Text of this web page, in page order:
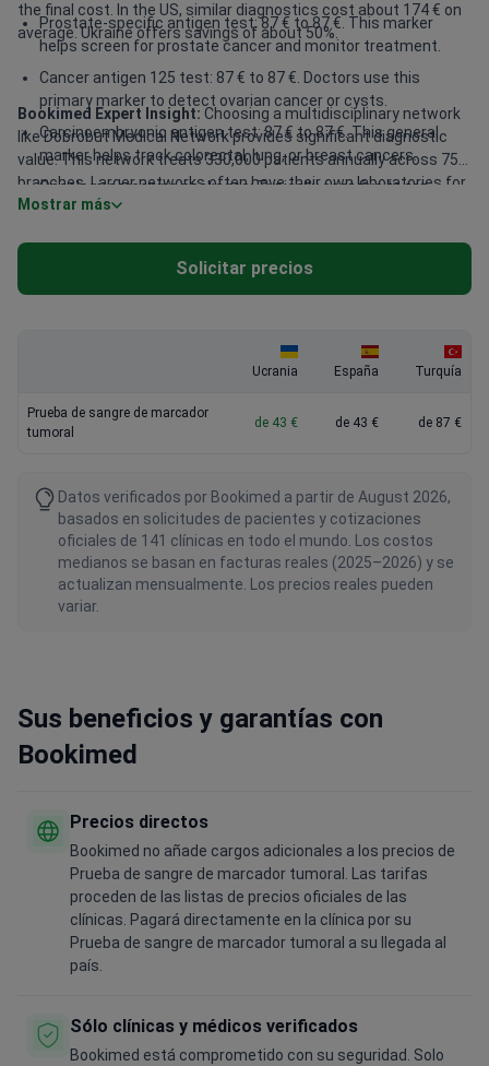
the final cost. In the US, similar diagnostics cost about 174 € on
average. Ukraine offers savings of about 50%.
Prostate-specific antigen test: 87 € to 87 €. This marker
helps screen for prostate cancer and monitor treatment.
Cancer antigen 125 test: 87 € to 87 €. Doctors use this
primary marker to detect ovarian cancer or cysts.
Carcinoembryonic antigen test: 87 € to 87 €. This general
marker helps track colorectal, lung, or breast cancers.
Oncology screening packages: Typically cost five to ten
times more than single markers. They combine multiple
Bookimed Expert Insight: Choosing a multidisciplinary network
like Dobrobut Medical Network provides significant diagnostic
value. This network treats 330,000 patients annually across 75
branches. Larger networks often have their own laboratories for
faster results. Doctors like Natalya Shevchenko offer detailed
oversight is vital when interpreting complex tumor marker levels.
Expert centers in Kyiv often provide 24/7 support for
international patients.
Mostrar más
Solicitar precios
Ucrania España Turquía
Prueba de sangre de marcador
tumoral
de 43 € de 43 € de 87 €
Datos verificados por Bookimed a partir de August 2026,
basados en solicitudes de pacientes y cotizaciones
oficiales de 141 clínicas en todo el mundo. Los costos
medianos se basan en facturas reales (2025–2026) y se
actualizan mensualmente. Los precios reales pueden
variar.
Sus beneficios y garantías con
Bookimed
Precios directos
Bookimed no añade cargos adicionales a los precios de
Prueba de sangre de marcador tumoral. Las tarifas
proceden de las listas de precios oficiales de las
clínicas. Pagará directamente en la clínica por su
Prueba de sangre de marcador tumoral a su llegada al
país.
Sólo clínicas y médicos verificados
Bookimed está comprometido con su seguridad. Solo